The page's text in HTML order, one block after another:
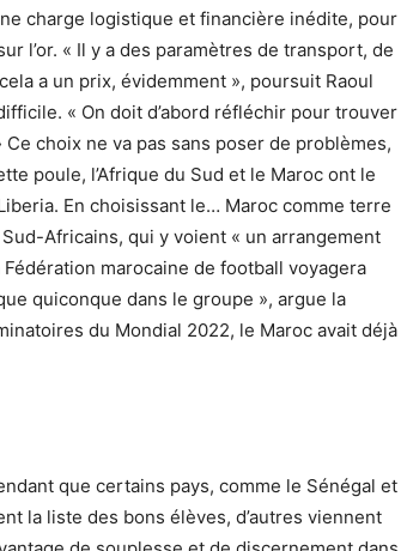
charge logistique et financière inédite, pour
l’or. « Il y a des paramètres de transport, de
a un prix, évidemment », poursuit Raoul
« On doit d’abord réfléchir pour trouver
choix ne va pas sans poser de problèmes,
poule, l’Afrique du Sud et le Maroc ont le
En choisissant le… Maroc comme terre
Africains, qui y voient « un arrangement
marocaine de football voyagera
quiconque dans le groupe », argue la
du Mondial 2022, le Maroc avait déjà
que certains pays, comme le Sénégal et
la liste des bons élèves, d’autres viennent